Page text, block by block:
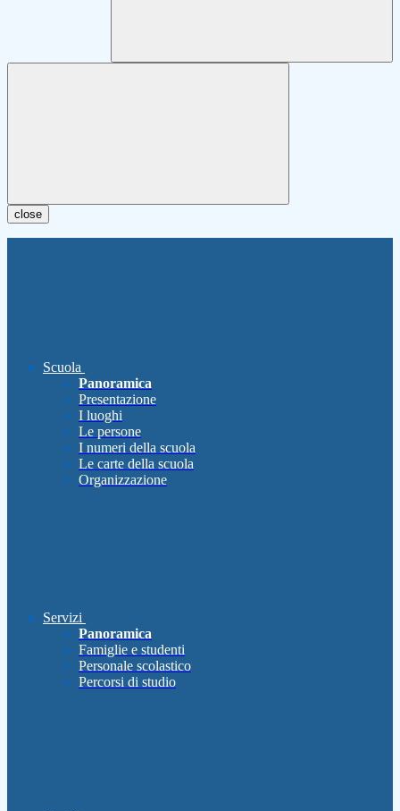
close
Scuola
Panoramica
Presentazione
I luoghi
Le persone
I numeri della scuola
Le carte della scuola
Organizzazione
Servizi
Panoramica
Famiglie e studenti
Personale scolastico
Percorsi di studio